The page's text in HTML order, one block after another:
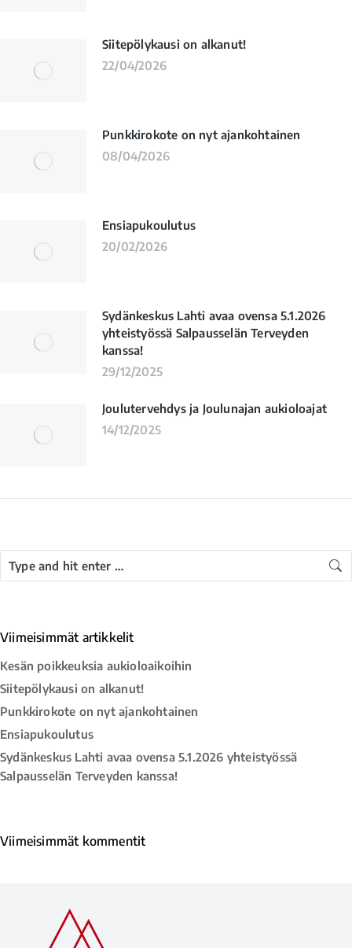
Siitepölykausi on alkanut!
22/04/2026
Punkkirokote on nyt ajankohtainen
08/04/2026
Ensiapukoulutus
20/02/2026
Sydänkeskus Lahti avaa ovensa 5.1.2026
yhteistyössä Salpausselän Terveyden
kanssa!
29/12/2025
Joulutervehdys ja Joulunajan aukioloajat
14/12/2025
Viimeisimmät artikkelit
Kesän poikkeuksia aukioloaikoihin
Siitepölykausi on alkanut!
Punkkirokote on nyt ajankohtainen
Ensiapukoulutus
Sydänkeskus Lahti avaa ovensa 5.1.2026 yhteistyössä
Salpausselän Terveyden kanssa!
Viimeisimmät kommentit